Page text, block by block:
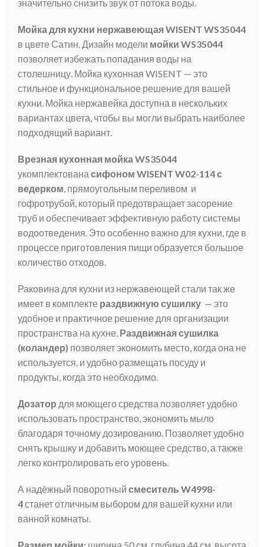
значительно снизить звук от потока воды.
Мойка для кухни нержавеющая WISENT WS35044
в цвете Сатин. Дизайн модели мойки WS35044
позволяет избежать попадания воды на
столешницу. Мойка кухонная WISENT — это
стильное и функциональное решение для вашей
кухни. Мойка нержавейка доступна в нескольких
вариантах цвета, чтобы вы могли выбрать наиболее
подходящий вариант.
Врезная кухонная мойка WS35044
укомплектована сифоном WISENT W02-114 с
ведерком, прямоугольным переливом и
гофротрубой, который предотвращает засорение
труб и обеспечивает эффективную работу системы
водоотведения. Это особенно важно для кухни, где в
процессе приготовления пищи образуется большое
количество отходов.
Раковина для кухни из нержавеющей стали так же
имеет в комплекте раздвижную сушилку — это
удобное и практичное решение для организации
пространства на кухне. Раздвижная сушилка
(коландер) позволяет экономить место, когда она не
используется, и удобно размещать посуду и
продукты, когда это необходимо.
Дозатор для моющего средства позволяет удобно
использовать пространство, экономить мыло
благодаря точному дозированию. Позволяет удобно
снять крышку и добавить моющее средство, а также
легко контролировать его уровень.
А надёжный поворотный смеситель W4998-
4станет отличным выбором для вашей кухни или
ванной комнаты.